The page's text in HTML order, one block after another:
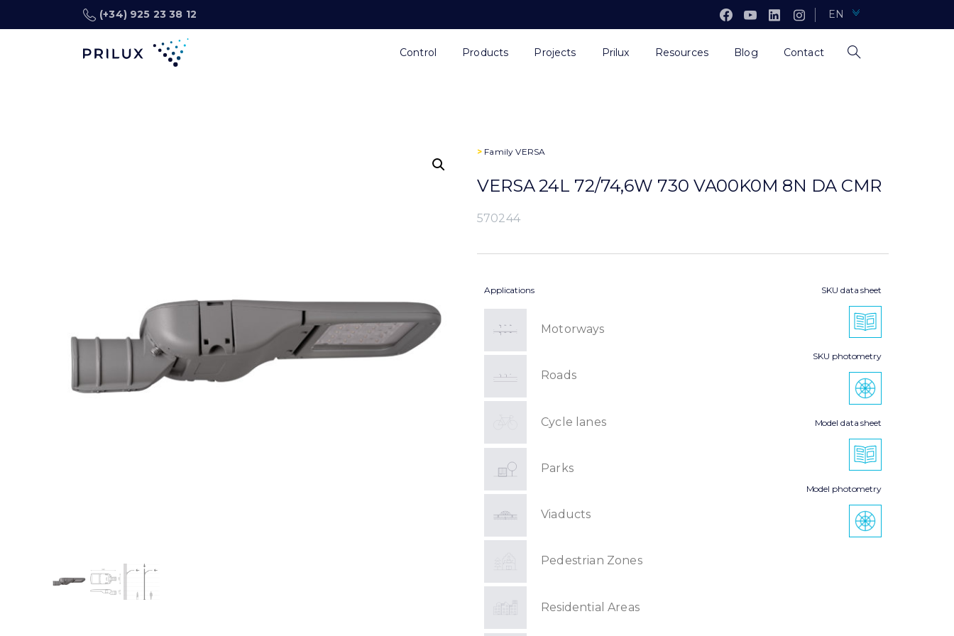
(+34) 925 23 38 12 EN
Control Products Projects Prilux Resources Blog Contact
> FamilyVERSA
VERSA 24L 72/74,6W 730 VA00K0M 8N DA CMR
570244
Applications
Motorways
Roads
Cycle lanes
Parks
Viaducts
Pedestrian Zones
Residential Areas
SKU data sheet
SKU photometry
Model data sheet
Model photometry